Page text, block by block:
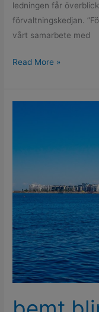
ledningen får
förvaltningskedjan.
vårt samarbete med
Read More »
åt